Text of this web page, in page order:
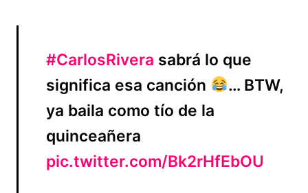
#CarlosRivera sabrá lo que
significa esa canción
… BTW,
ya baila como tío de la
quinceañera
pic.twitter.com/Bk2rHfEbOU